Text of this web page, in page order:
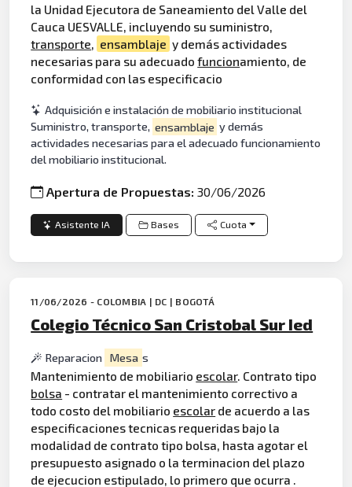
la Unidad Ejecutora de Saneamiento del Valle del
Cauca UESVALLE, incluyendo su suministro,
transporte, ensamblaje y demás actividades
necesarias para su adecuadofuncionamiento, de
conformidad con las especificacio
Adquisición e instalación de mobiliario institucional
Suministro, transporte, ensamblaje y demás
actividades necesarias para el adecuado funcionamiento
del mobiliario institucional.
Apertura de Propuestas:30/06/2026
Asistente IA Bases Cuota
11/06/2026 - COLOMBIA | DC | BOGOTÁ
Colegio Técnico San Cristobal Sur Ied
Reparacion Mesa s
Mantenimiento de mobiliario escolar. Contrato tipo
bolsa - contratar el mantenimiento correctivo a
todo costo del mobiliario escolar de acuerdo a las
especificaciones tecnicas requeridas bajo la
modalidad de contrato tipo bolsa, hasta agotar el
presupuesto asignado o la terminacion del plazo
de ejecucion estipulado, lo primero que ocurra .